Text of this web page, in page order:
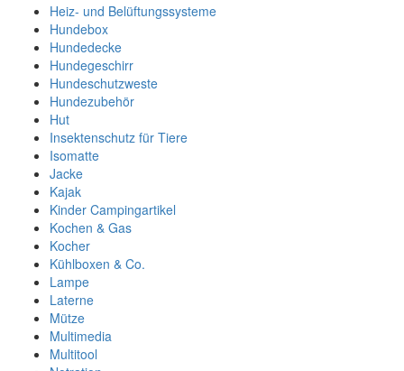
Heiz- und Belüftungssysteme
Hundebox
Hundedecke
Hundegeschirr
Hundeschutzweste
Hundezubehör
Hut
Insektenschutz für Tiere
Isomatte
Jacke
Kajak
Kinder Campingartikel
Kochen & Gas
Kocher
Kühlboxen & Co.
Lampe
Laterne
Mütze
Multimedia
Multitool